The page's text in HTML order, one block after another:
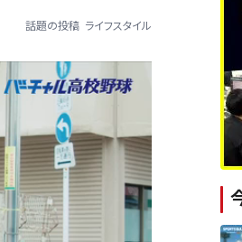
話題の投稿 ライフスタイル